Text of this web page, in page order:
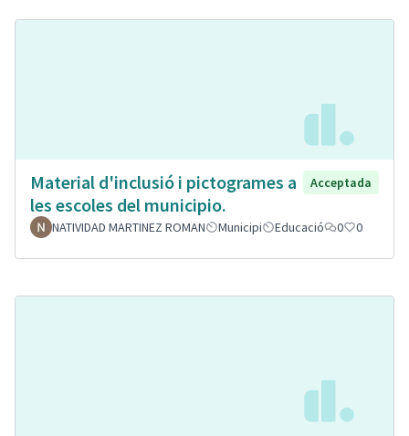
Material d'inclusió i pictogrames a
les escoles del municipio.
Acceptada
NATIVIDAD MARTINEZ ROMAN Municipi Educació 0 0